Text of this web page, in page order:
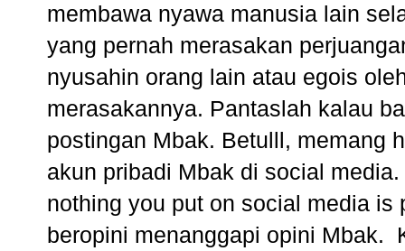
membawa nyawa manusia lain
yang pernah merasakan
nyusahin orang lain atau egois
merasakannya. Pantaslah kalau
postingan Mbak. Betulll, memang
akun pribadi Mbak di social
nothing you put on social media
beropini menanggapi opini Mbak.